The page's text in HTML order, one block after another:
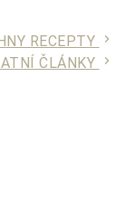
RECEPTY keyboard_arrow_right
ČLÁNKY keyboard_arrow_right